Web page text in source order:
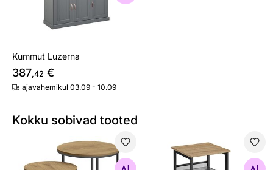
Kummut Luzerna
387,42 €
ajavahemikul 03.09 - 10.09
Kokku sobivad tooted
Diivanilaud 2tk tamm/must Abilaud / öölaud